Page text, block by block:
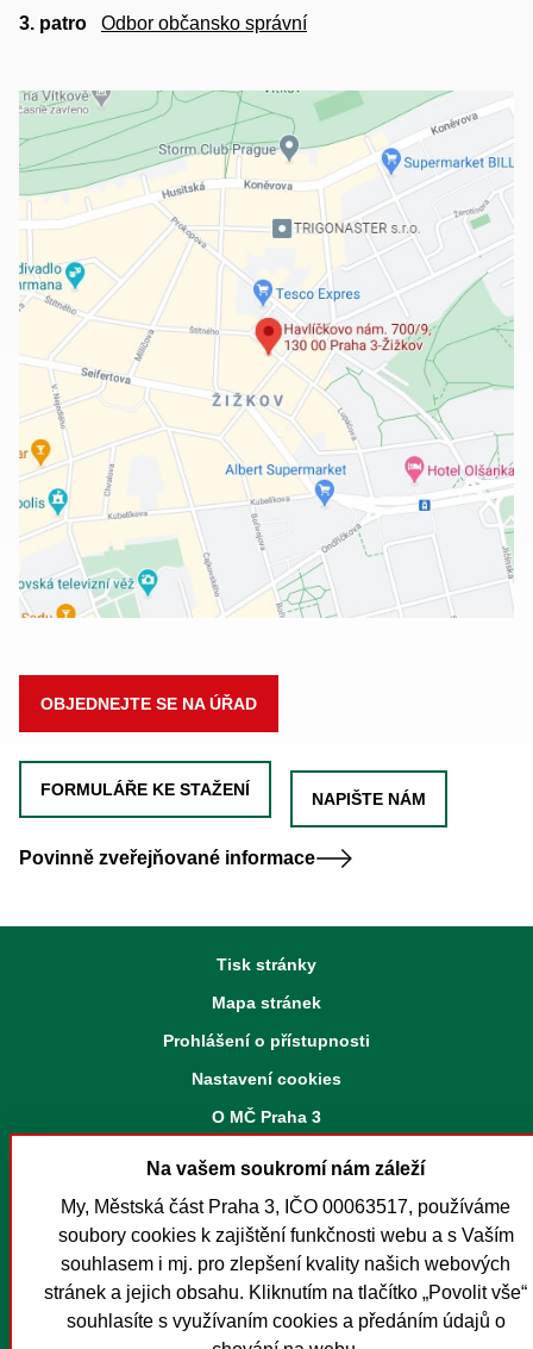
Na vašem soukromí nám záleží
My, Městská část Praha 3, IČO 00063517, používáme
soubory cookies k zajištění funkčnosti webu a s Vaším
souhlasem i mj. pro zlepšení kvality našich webových
stránek a jejich obsahu. Kliknutím na tlačítko „Povolit vše“
souhlasíte s využívaním cookies a předáním údajů o
3. patro Odbor občansko správní
OBJEDNEJTE SE NA ÚŘAD
FORMULÁŘE KE STAŽENÍ NAPIŠTE NÁM
Povinně zveřejňované informace
Tisk stránky
Mapa stránek
Prohlášení o přístupnosti
Nastavení cookies
O MČ Praha 3
Kontakty
Foreign Citizens
Textový hovor s přepisem
InstagramFacebookYoutubeSoundcloud
SpotifyRSS